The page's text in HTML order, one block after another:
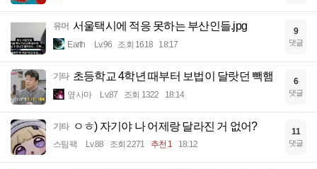
유머 서울택시에 적응 못하는 부산인들.jpg
Earth Lv.96 조회 1618 18:17
9
댓글
기타 초등학교 4학년 때부터 보법이 달랏던 빽햄
옆사마 Lv.87 조회 1322 18:14
6
댓글
기타 ㅇㅎ) 자기야 나 어제랑 달라진 거 없어?
스팀팩 Lv.88 조회 2271 추천 1 18:12
11
댓글